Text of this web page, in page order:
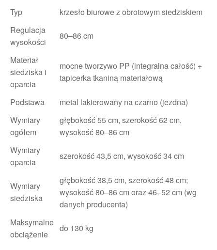
Typ
krzesło biurowe z obrotowym siedziskiem
Regulacja
wysokości
80–86 cm
Materiał
siedziska i
oparcia
mocne tworzywo PP (integralna całość) +
tapicerka tkaniną materiałową
Podstawa
metal lakierowany na czarno (jezdna)
Wymiary
ogółem
głębokość 55 cm, szerokość 62 cm,
wysokość 80–86 cm
Wymiary
oparcia
szerokość 43,5 cm, wysokość 34 cm
Wymiary
siedziska
głębokość 38,5 cm, szerokość 48 cm;
wysokość 80–86 cm oraz 46–52 cm (wg
danych producenta)
Maksymalne
obciążenie
do 130 kg